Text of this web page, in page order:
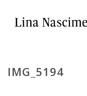
IMG_5194